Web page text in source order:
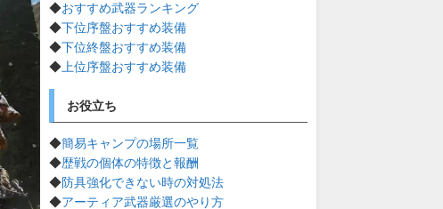
◆おすすめ武器ランキング
◆下位序盤おすすめ装備
◆下位終盤おすすめ装備
◆ 上位序盤おすすめ装備
お役立ち
◆簡易キャンプの場所一覧
◆歴戦の個体の特徴と報酬
◆防具強化できない時の対処法
◆アーティア武器厳選のやり方